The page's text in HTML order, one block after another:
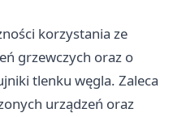
korzystania ze
grzewczych oraz o
tlenku węgla. Zaleca
urządzeń oraz